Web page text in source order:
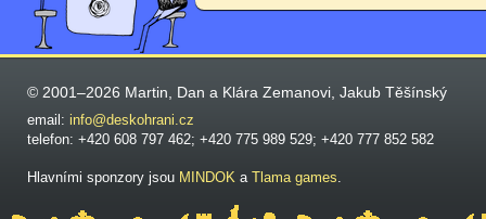
© 2001–2026 Martin, Dan a Klára Zemanovi, Jakub Těšínský
email: info@deskohrani.cz
telefon: +420 608 797 462; +420 775 989 529; +420 777 852 582
Hlavními sponzory jsou MINDOK a Tlama games.